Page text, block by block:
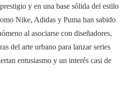
y en una base sólida del estilo
Nike, Adidas y Puma han sabido
al asociarse con diseñadores,
del arte urbano para lanzar series
entusiasmo y un interés casi de